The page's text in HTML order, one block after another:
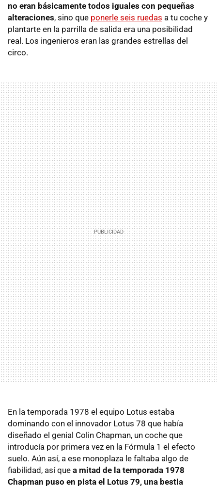
no eran básicamente todos iguales con pequeñas
alteraciones, sino que ponerle seis ruedas a tu coche y
plantarte en la parrilla de salida era una posibilidad
real. Los ingenieros eran las grandes estrellas del
circo.
En la temporada 1978 el equipo Lotus estaba
dominando con el innovador Lotus 78 que había
diseñado el genial Colin Chapman, un coche que
introducía por primera vez en la Fórmula 1 el efecto
suelo. Aún así, a ese monoplaza le faltaba algo de
fiabilidad, así que a mitad de la temporada 1978
Chapman puso en pista el Lotus 79, una bestia